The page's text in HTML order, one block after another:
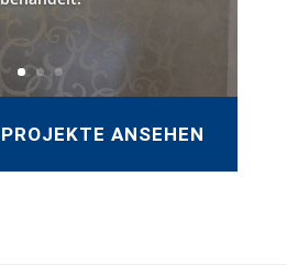
PROJEKTE ANSEHEN